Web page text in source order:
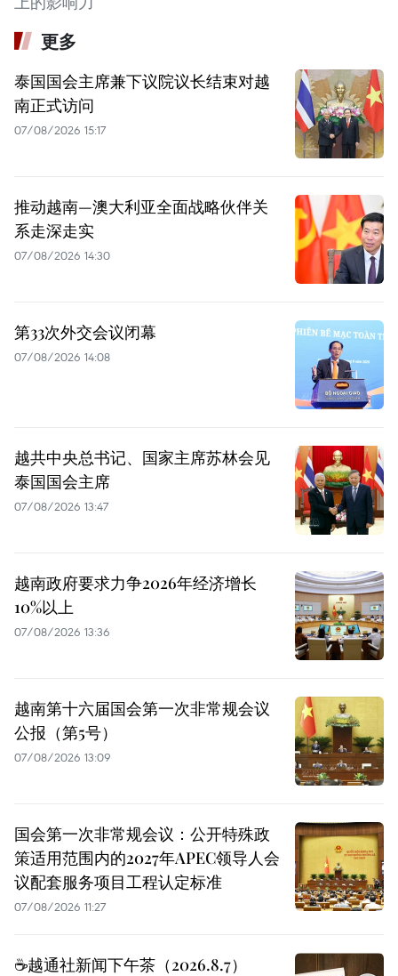
更多
泰国国会主席兼下议院议长结束对越
南正式访问
07/08/2026 15:17
推动越南—澳大利亚全面战略伙伴关
系走深走实
07/08/2026 14:30
第33次外交会议闭幕
07/08/2026 14:08
越共中央总书记、国家主席苏林会见
泰国国会主席
07/08/2026 13:47
越南政府要求力争2026年经济增长
10%以上
07/08/2026 13:36
越南第十六届国会第一次非常规会议
公报（第5号）
07/08/2026 13:09
国会第一次非常规会议：公开特殊政
策适用范围内的2027年APEC领导人会
议配套服务项目工程认定标准
07/08/2026 11:27
☕️越通社新闻下午茶（2026.8.7）